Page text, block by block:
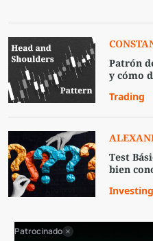
Patrón
y cómo
Trading
Test
bien
Investing
Patrocinado